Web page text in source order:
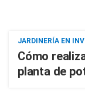
JARDINERÍA EN
Cómo
planta de